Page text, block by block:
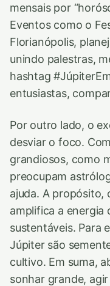
mensais por
Eventos como o
Florianópolis,
unindo palestras,
hashtag
entusiastas,
Por outro lado, o
desviar o foco.
grandiosos, como
preocupam
ajuda. A propósito,
amplifica a energia
sustentáveis. Para
Júpiter são
cultivo. Em suma,
sonhar grande,